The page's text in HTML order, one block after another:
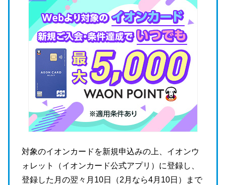
対象のイオンカードを新規申込みの上、イオンウ
ォレット（イオンカード公式アプリ）に登録し、
登録した月の翌々月10日（2月なら4月10日）まで